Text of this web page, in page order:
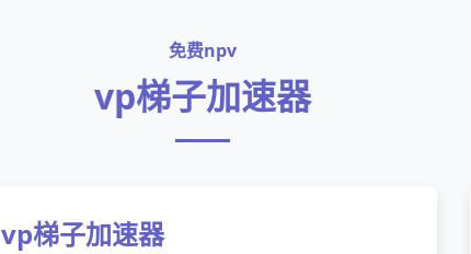
免费npv
vp梯子加速器
vp梯子加速器